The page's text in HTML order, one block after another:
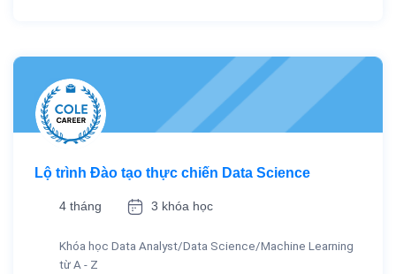
Lộ trình Đào tạo thực chiến Data Science
4 tháng 3 khóa học
Khóa học Data Analyst/Data Science/Machine Learning
từ A - Z